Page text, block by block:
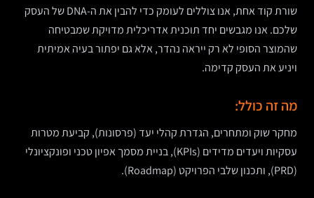
שורת קוד אחת, אנו צוללים לעומק כדי להבין את ה-DNA של העסק
שלכם. אנו מגבשים יחד תוכנית אדריכלית מדויקת שמבטיחה
שהמוצר הסופי לא רק ייראה נהדר, אלא גם יפתור בעיה אמיתית
ויניע את העסק קדימה.
מה זה כולל:
מחקר שוק ומתחרים, הגדרת קהלי יעד (פרסונות), קביעת מטרות
עסקיות ויעדים מדידים (KPIs), בניית מסמך אפיון טכני ופונקציונלי
(PRD), ותכנון שלבי הפרויקט (Roadmap).